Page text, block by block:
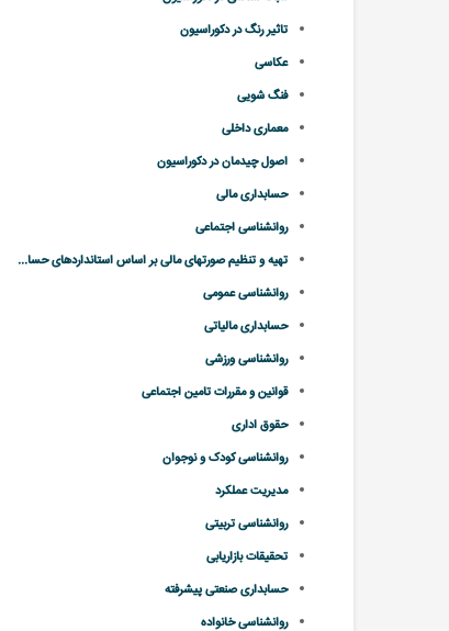
تاثیر رنگ در دکوراسیون
عکاسی
فنگ شویی
معماری داخلی
اصول چیدمان در دکوراسیون
حسابداری مالی
روانشناسی اجتماعی
تهیه و تنظیم صورتهای مالی بر اساس استانداردهای حسا...
روانشناسی عمومی
حسابداری مالیاتی
روانشناسی ورزشی
قوانین و مقررات تامین اجتماعی
حقوق اداری
روانشناسی کودک و نوجوان
مدیریت عملکرد
روانشناسی تربیتی
تحقیقات بازاریابی
حسابداری صنعتی پیشرفته
روانشناسی خانواده